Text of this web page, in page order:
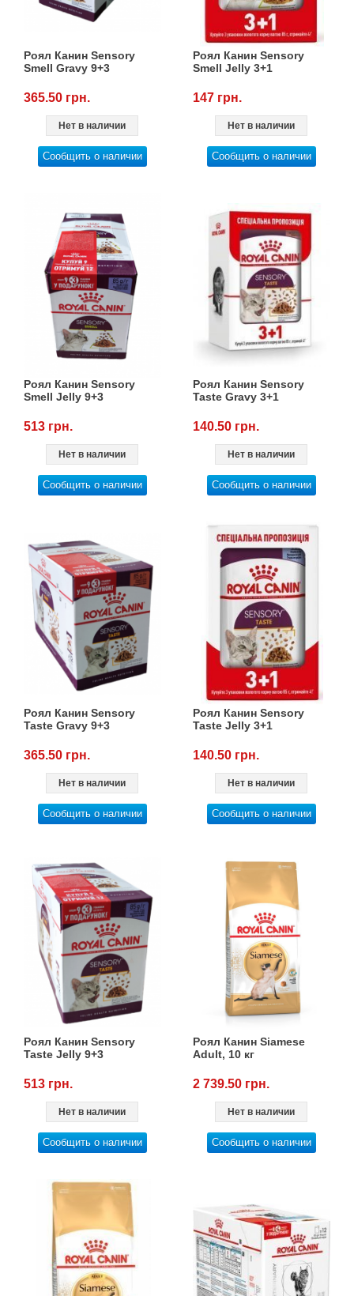
Роял Канин Sensory
Smell Gravy 9+3
365.50 грн.
Нет в наличии
Сообщить о наличии
Роял Канин Sensory
Smell Jelly 3+1
147 грн.
Нет в наличии
Сообщить о наличии
Роял Канин Sensory
Smell Jelly 9+3
513 грн.
Нет в наличии
Сообщить о наличии
Роял Канин Sensory
Taste Gravy 3+1
140.50 грн.
Нет в наличии
Сообщить о наличии
Роял Канин Sensory
Taste Gravy 9+3
365.50 грн.
Нет в наличии
Сообщить о наличии
Роял Канин Sensory
Taste Jelly 3+1
140.50 грн.
Нет в наличии
Сообщить о наличии
Роял Канин Sensory
Taste Jelly 9+3
513 грн.
Нет в наличии
Сообщить о наличии
Роял Канин Siamese
Adult, 10 кг
2 739.50 грн.
Нет в наличии
Сообщить о наличии